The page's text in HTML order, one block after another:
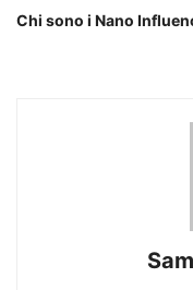
Chi sono i Nano